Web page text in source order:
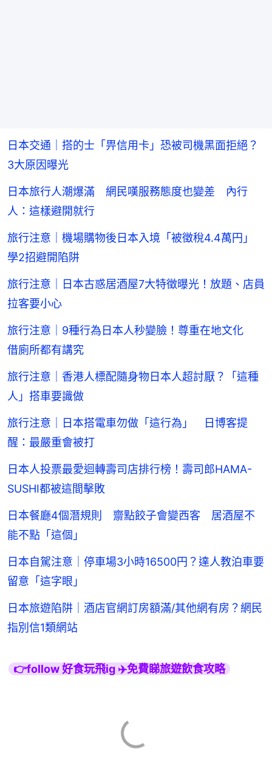
日本交通｜搭的士「畀信用卡」恐被司機黑面拒絕？
3大原因曝光
日本旅行人潮爆滿 網民嘆服務態度也變差 內行
人：這樣避開就行
旅行注意｜機場購物後日本入境「被徵稅4.4萬円」
學2招避開陷阱
旅行注意｜日本古惑居酒屋7大特徵曝光！放題、店員
拉客要小心
旅行注意｜9種行為日本人秒變臉！尊重在地文化
借廁所都有講究
旅行注意｜香港人標配隨身物日本人超討厭？「這種
人」搭車要識做
旅行注意｜日本搭電車勿做「這行為」 日博客提
醒：最嚴重會被打
日本人投票最愛迴轉壽司店排行榜！壽司郎HAMA-
SUSHI都被這間擊敗
日本餐廳4個潛規則 齋點餃子會變西客 居酒屋不
能不點「這個」
日本自駕注意｜停車場3小時16500円？達人教泊車要
留意「這字眼」
日本旅遊陷阱｜酒店官網訂房額滿/其他網有房？網民
指別信1類網站
👉follow 好食玩飛ig ✈️免費睇旅遊飲食攻略